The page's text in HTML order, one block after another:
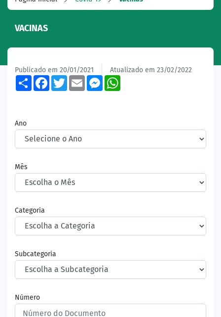
VACINAS
Publicado em 20/01/2021 Atualizado em 23/02/2022
ShareFacebook
TwitterEmailMessenger
Ano
Mês
Categoria
Subcategoria
Número